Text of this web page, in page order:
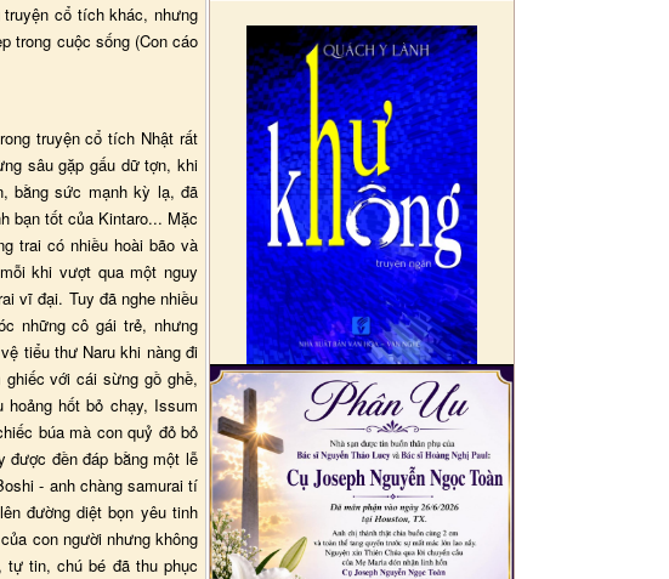
cổ tích khác, nhưng
trong cuộc sống (Con cáo
truyện cổ tích Nhật rất
sâu gặp gấu dữ tợn, khi
bằng sức mạnh kỳ lạ, đã
bạn tốt của Kintaro... Mặc
trai có nhiều hoài bão và
khi vượt qua một nguy
vĩ đại. Tuy đã nghe nhiều
những cô gái trẻ, nhưng
tiểu thư Naru khi nàng đi
với cái sừng gồ ghề,
hốt bỏ chạy, Issum
búa mà con quỷ đỏ bỏ
được đền đáp bằng một lễ
- anh chàng samurai tí
đường diệt bọn yêu tinh
con người nhưng không
tự tin, chú bé đã thu phục